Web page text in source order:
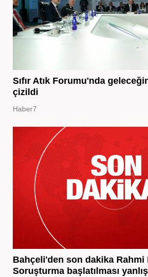
Sıfır Atık Forumu'nda
çizildi
Haber7
Bahçeli'den son dakika Rahmi
Soruşturma başlatılması